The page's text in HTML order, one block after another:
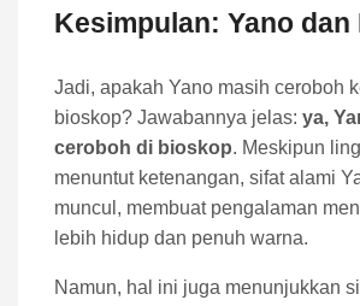
Kesimpulan: Yano
Jadi, apakah Yano masih ceroboh
bioskop? Jawabannya jelas: ya,
ceroboh di bioskop. Meskipun
menuntut ketenangan, sifat alami
muncul, membuat pengalaman
lebih hidup dan penuh warna.
Namun, hal ini juga menunjukkan